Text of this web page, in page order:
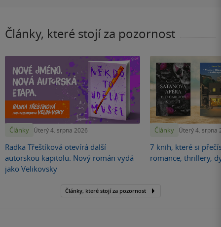
Články, které stojí za pozornost
Články Úterý 4. srpna 2026
Radka Třeštíková otevírá další
autorskou kapitolu. Nový román vydá
jako Velikovsky
Články Úterý 4. srpna
7 knih, které si
romance, thrillery,
Články, které stojí za pozornost